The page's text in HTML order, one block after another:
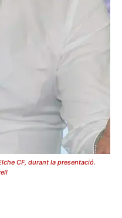
CF, durant la presentació.